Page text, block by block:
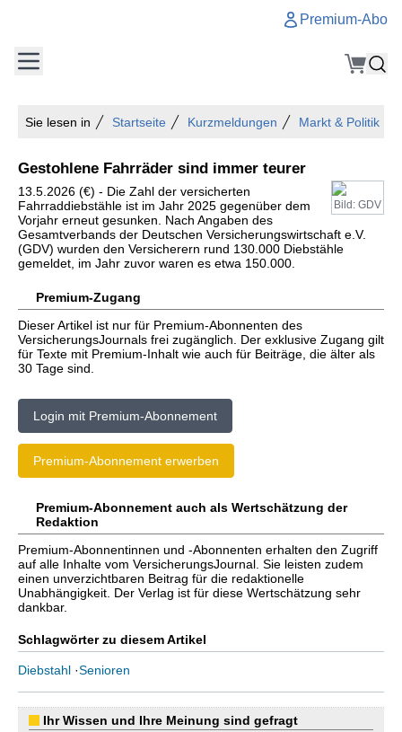
Premium-Abo
Sie lesen in Startseite Kurzmeldungen Markt & Politik
Gestohlene Fahrräder sind immer teurer
Bild: GDV
13.5.2026 (€) - Die Zahl der versicherten
Fahrraddiebstähle ist im Jahr 2025 gegenüber dem
Vorjahr erneut gesunken. Nach Angaben des
Gesamtverbands der Deutschen Versicherungswirtschaft e.V.
(GDV) wurden den Versicherern rund 130.000 Diebstähle
gemeldet, im Jahr zuvor waren es etwa 150.000.
Premium-Zugang
Dieser Artikel ist nur für Premium-Abonnenten des
VersicherungsJournals frei zugänglich. Der exklusive Zugang gilt
für Texte mit Premium-Inhalt wie auch für Beiträge, die älter als
30 Tage sind.
Login mit Premium-Abonnement
Premium-Abonnement erwerben
Premium-Abonnement auch als Wertschätzung der
Redaktion
Premium-Abonnentinnen und -Abonnenten erhalten den Zugriff
auf alle Inhalte vom VersicherungsJournal. Sie leisten zudem
einen unverzichtbaren Beitrag für die redaktionelle
Unabhängigkeit. Der Verlag ist für diese Wertschätzung sehr
dankbar.
Schlagwörter zu diesem Artikel
Diebstahl ·Senioren
Ihr Wissen und Ihre Meinung sind gefragt